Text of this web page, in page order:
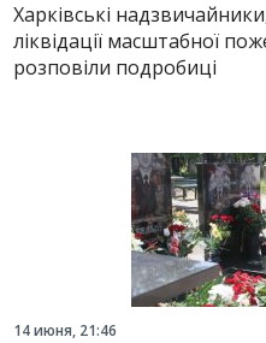
Харківські
ліквідації масштабної
розповіли подробиці
14 июня, 21:46